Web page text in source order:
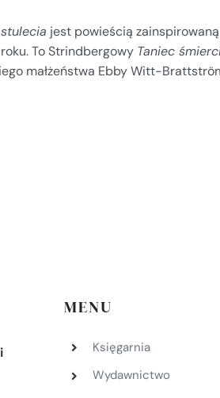
jest powieścią
To Strindbergowy Taniec
małżeństwa Ebby Witt-
MENU
Księgarnia
Wydawnictwo